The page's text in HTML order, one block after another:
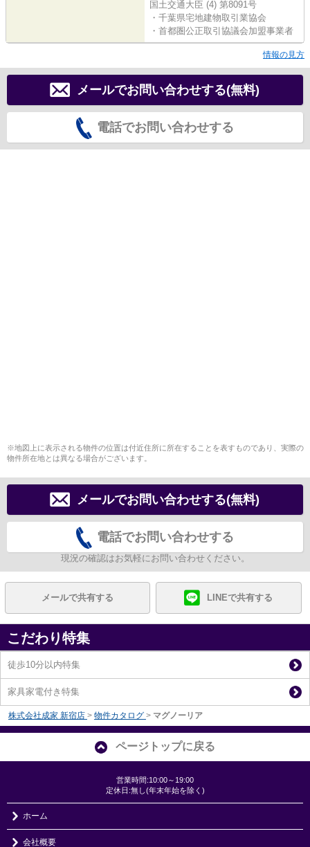
国土交通大臣 (4) 第8091号
・千葉県宅地建物取引業協会
・首都圏公正取引協議会加盟事業者
情報の見方
メールでお問い合わせする(無料)
電話でお問い合わせする
※地図上に表示される物件の位置は付近住所に所在することを表すものであり、実際の
物件所在地とは異なる場合がございます。
メールでお問い合わせする(無料)
電話でお問い合わせする
現況の確認はお気軽にお問い合わせください。
メールで共有する LINEで共有する
こだわり特集
徒歩10分以内特集
家具家電付き特集
株式会社成家 新宿店 > 物件カタログ > マグノーリア
ページトップに戻る
営業時間:10:00～19:00
定休日:無し(年末年始を除く)
ホーム
会社概要